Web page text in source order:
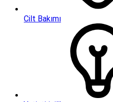
Cilt Bakımı